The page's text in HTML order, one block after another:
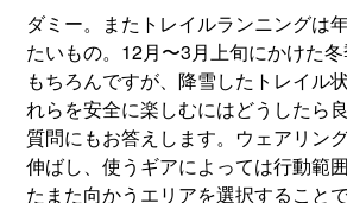
ダミー。またトレイルランニングは
たいもの。12月〜3月上旬にかけた
もちろんですが、降雪したトレイル
れらを安全に楽しむにはどうしたら
質問にもお答えします。ウェアリン
伸ばし、使うギアによっては行動範
たまた向かうエリアを選択すること